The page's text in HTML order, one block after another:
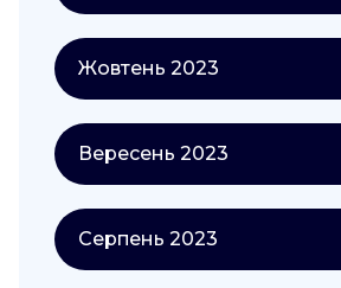
Жовтень 2023
Вересень 2023
Серпень 2023